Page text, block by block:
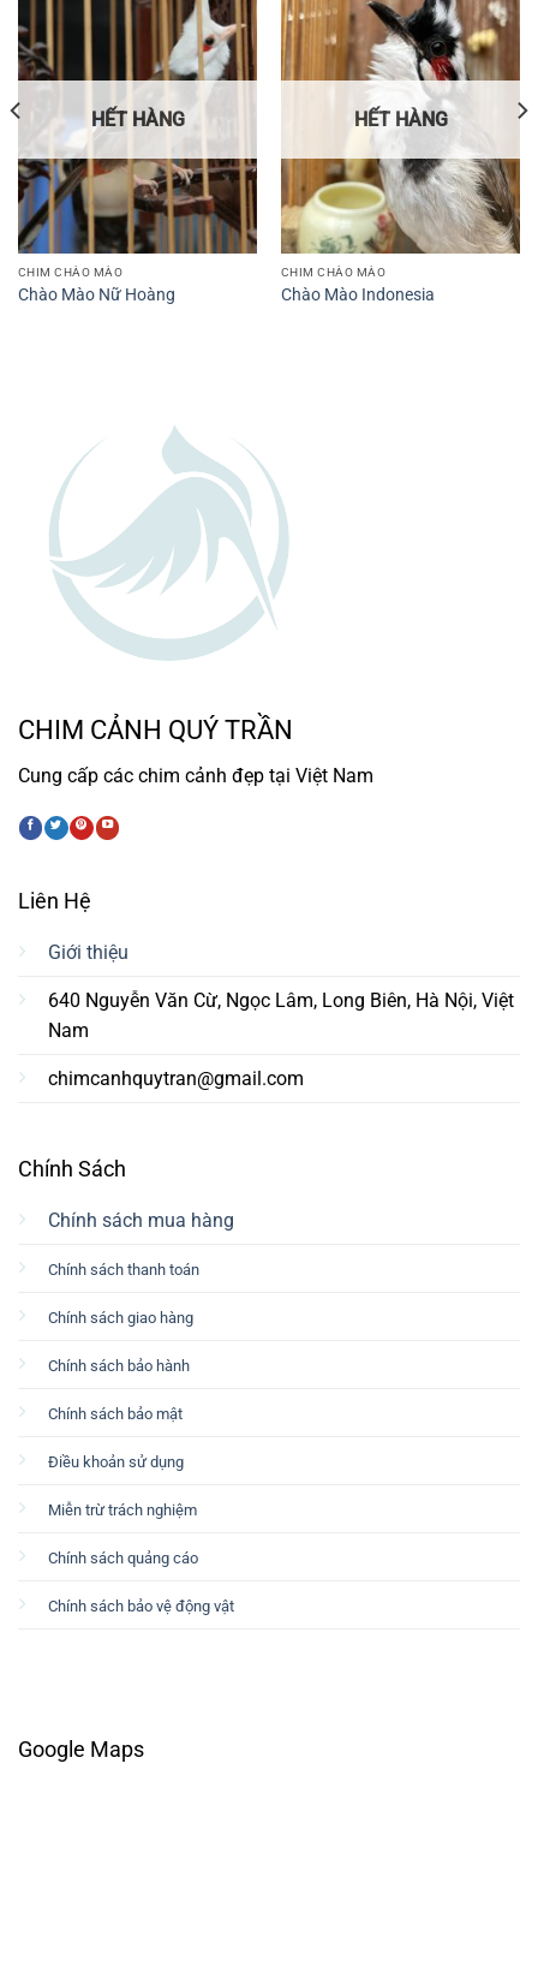
HẾT HÀNG
CHIM CHÀO MÀO
Chào Mào Nữ Hoàng
HẾT HÀNG
CHIM CHÀO MÀO
Chào Mào Indonesia
CHIM CẢNH QUÝ TRẦN
Cung cấp các chim cảnh đẹp tại Việt Nam
Liên Hệ
Giới thiệu
640 Nguyễn Văn Cừ, Ngọc Lâm, Long Biên, Hà Nội, Việt
Nam
chimcanhquytran@gmail.com
Chính Sách
Chính sách mua hàng
Chính sách thanh toán
Chính sách giao hàng
Chính sách bảo hành
Chính sách bảo mật
Điều khoản sử dụng
Miễn trừ trách nghiệm
Chính sách quảng cáo
Chính sách bảo vệ động vật
Google Maps